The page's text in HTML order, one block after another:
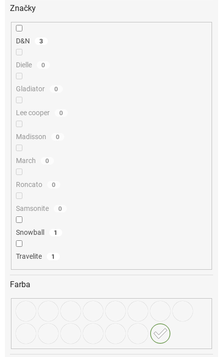
Značky
D&N 3
Dielle 0
Gladiator 0
Lee cooper 0
Madisson 0
March 0
Roncato 0
Samsonite 0
Snowball 1
Travelite 1
Farba